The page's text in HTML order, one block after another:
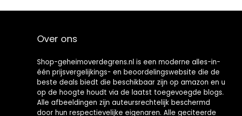
Over ons
Shop-geheimoverdegrens.nl is een moderne alles-in-
één prijsvergelijkings- en beoordelingswebsite die de
beste deals biedt die beschikbaar zijn op amazon en u
op de hoogte houdt via de laatst toegevoegde blogs.
Alle afbeeldingen zijn auteursrechtelijk beschermd
door hun respectievelijke eigenaren. Alle geciteerde